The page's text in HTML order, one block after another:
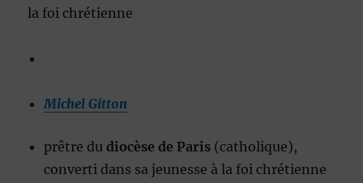
la foi chrétienne
Michel Gitton
prêtre dudiocèse de Paris (catholique),
converti dans sa jeunesse à la foi chrétienne